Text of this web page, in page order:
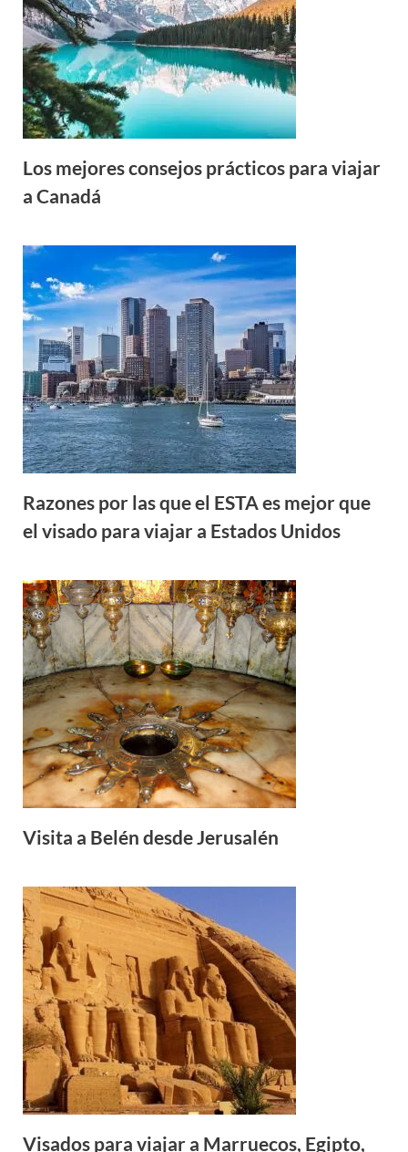
Los mejores consejos prácticos para viajar
a Canadá
Razones por las que el ESTA es mejor que
el visado para viajar a Estados Unidos
Visita a Belén desde Jerusalén
Visados para viajar a Marruecos, Egipto,